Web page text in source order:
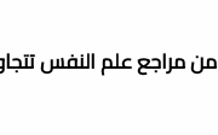
مراجع علم النفس